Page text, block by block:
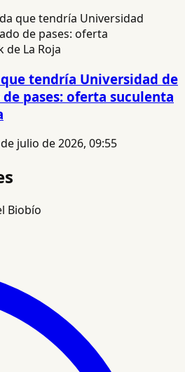
tendría Universidad de
pases: oferta suculenta
julio de 2026, 09:55
Biobío